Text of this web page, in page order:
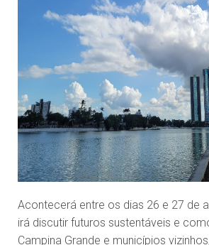
Acontecerá entre os dias 26 e 27 de
irá discutir futuros sustentáveis e
Campina Grande e municípios